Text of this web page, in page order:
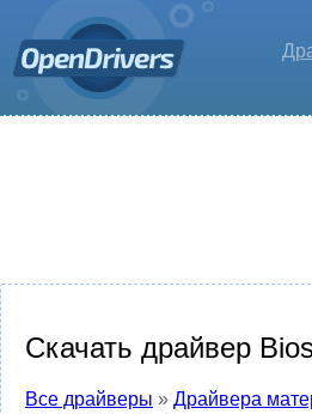
Скачать драйвер
Все драйверы » Драйвера